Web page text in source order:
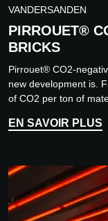
VANDERSANDEN
PIRROUET®
BRICKS
Pirrouet® CO2-
new development is.
of CO2 per ton of
EN SAVOIR PLUS